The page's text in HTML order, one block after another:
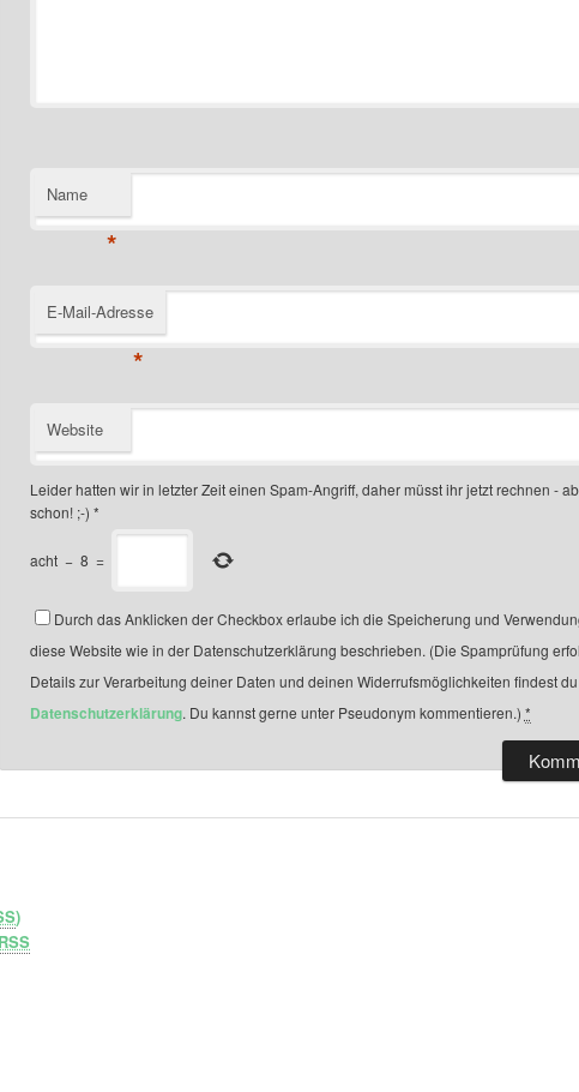
Name
*
E-Mail-Adresse
*
Website
Leider hatten wir in letzter Zeit einen Spam-Angriff, daher müsst ihr jetzt rechnen -
schon! ;-) *
acht − 8 =
Durch das Anklicken der Checkbox erlaube ich die Speicherung und
diese Website wie in der Datenschutzerklärung beschrieben. (Die Spamprüfung
Details zur Verarbeitung deiner Daten und deinen Widerrufsmöglichkeiten findest
Datenschutzerklärung. Du kannst gerne unter Pseudonym kommentieren.) *
)
RSS